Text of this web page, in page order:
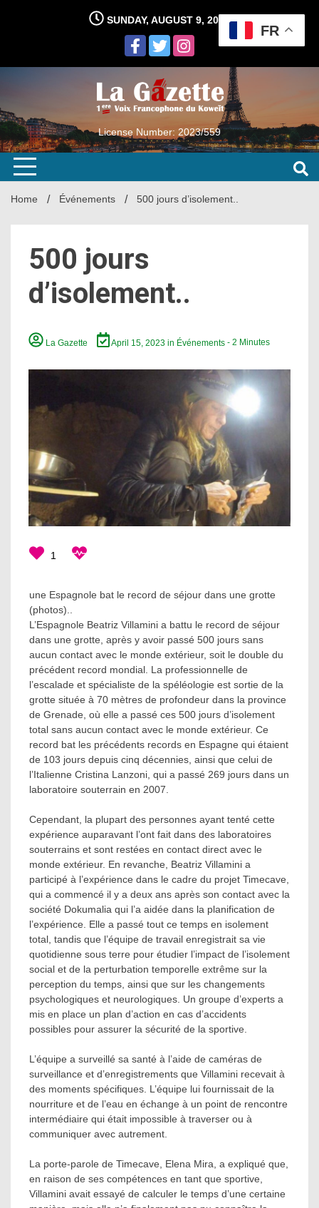
SUNDAY, AUGUST 9, 2026
License Number: 2023/559
Home Événements 500 jours d’isolement..
500 jours
d’isolement..
La Gazette April 15, 2023in Événements - 2 Minutes
1
une Espagnole bat le record de séjour dans une grotte
(photos)..
L’Espagnole Beatriz Villamini a battu le record de séjour
dans une grotte, après y avoir passé 500 jours sans
aucun contact avec le monde extérieur, soit le double du
précédent record mondial. La professionnelle de
l’escalade et spécialiste de la spéléologie est sortie de la
grotte située à 70 mètres de profondeur dans la province
de Grenade, où elle a passé ces 500 jours d’isolement
total sans aucun contact avec le monde extérieur. Ce
record bat les précédents records en Espagne qui étaient
de 103 jours depuis cinq décennies, ainsi que celui de
l’Italienne Cristina Lanzoni, qui a passé 269 jours dans un
laboratoire souterrain en 2007.
Cependant, la plupart des personnes ayant tenté cette
expérience auparavant l’ont fait dans des laboratoires
souterrains et sont restées en contact direct avec le
monde extérieur. En revanche, Beatriz Villamini a
participé à l’expérience dans le cadre du projet Timecave,
qui a commencé il y a deux ans après son contact avec la
société Dokumalia qui l’a aidée dans la planification de
l’expérience. Elle a passé tout ce temps en isolement
total, tandis que l’équipe de travail enregistrait sa vie
quotidienne sous terre pour étudier l’impact de l’isolement
social et de la perturbation temporelle extrême sur la
perception du temps, ainsi que sur les changements
psychologiques et neurologiques. Un groupe d’experts a
mis en place un plan d’action en cas d’accidents
possibles pour assurer la sécurité de la sportive.
L’équipe a surveillé sa santé à l’aide de caméras de
surveillance et d’enregistrements que Villamini recevait à
des moments spécifiques. L’équipe lui fournissait de la
nourriture et de l’eau en échange à un point de rencontre
intermédiaire qui était impossible à traverser ou à
communiquer avec autrement.
La porte-parole de Timecave, Elena Mira, a expliqué que,
en raison de ses compétences en tant que sportive,
Villamini avait essayé de calculer le temps d’une certaine
FR